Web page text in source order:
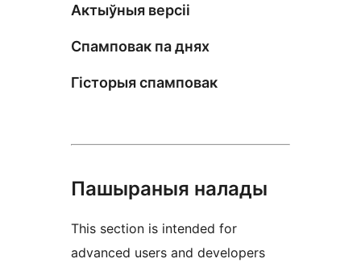
Актыўныя версіі
Спамповак па днях
Гісторыя спамповак
Пашыраныя налады
This section is intended for
advanced users and developers